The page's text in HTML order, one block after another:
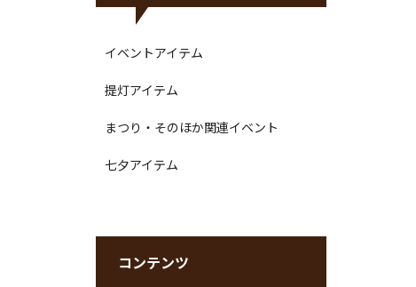
イベントアイテム
提灯アイテム
まつり・そのほか関連イベント
七夕アイテム
コンテンツ